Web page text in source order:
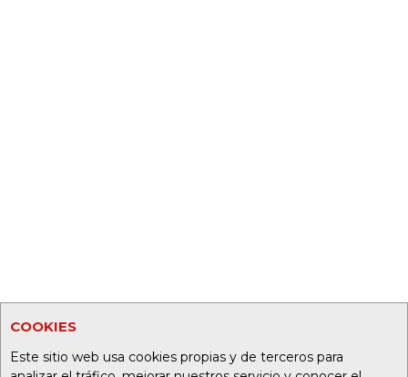
COOKIES
Este sitio web usa cookies propias y de terceros para